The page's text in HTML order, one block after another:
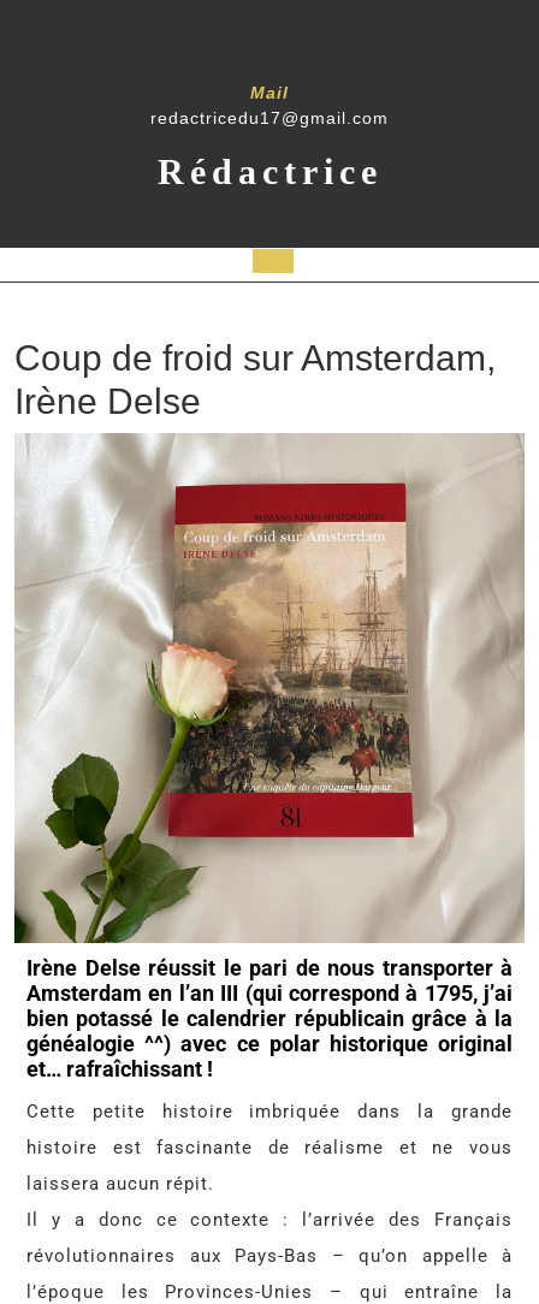
Mail
redactricedu17@gmail.com
Rédactrice
Coup de froid sur Amsterdam,
Irène Delse
Irène Delse réussit le pari de nous transporter à
Amsterdam en l’an III (qui correspond à 1795, j’ai
bien potassé le calendrier républicain grâce à la
généalogie ^^) avec ce polar historique original
et… rafraîchissant !
Cette petite histoire imbriquée dans la grande
histoire est fascinante de réalisme et ne vous
laissera aucun répit.
Il y a donc ce contexte : l’arrivée des Français
révolutionnaires aux Pays-Bas – qu’on appelle à
l’époque les Provinces-Unies – qui entraîne la